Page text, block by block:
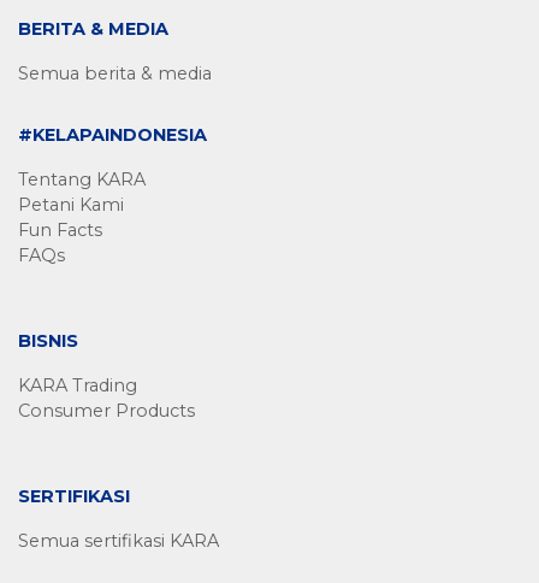
BERITA & MEDIA
Semua berita & media
#KELAPAINDONESIA
Tentang KARA
Petani Kami
Fun Facts
FAQs
BISNIS
KARA Trading
Consumer Products
SERTIFIKASI
Semua sertifikasi KARA